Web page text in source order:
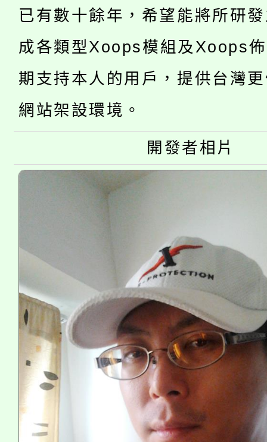
開!
115年桃園市運動會8/
田徑場及游泳池舉行。
桃園市低收入戶享有免
視費優惠，中低收入戶
半價優惠，詳情可洽有
者。
大園自造教育及科技中
份教師增能研習
大溪自造教育及科技中
份教師研習
淨零綠生活教案入校路
會
115年食農教育專業人
已有數十餘年，希望能將所研
成各類型Xoops模組及Xoops
期支持本人的用戶，提供台灣
網站架設環境。
開發者相片